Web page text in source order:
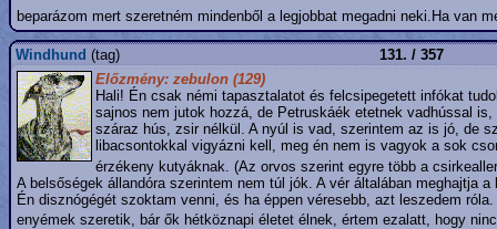
beparázom mert szeretném mindenből a legjobbat megadni neki.Ha van
Windhund (tag)
131. / 357
Előzmény: zebulon (129)
Hali! Én csak némi tapasztalatot és felcsipegetett infókat
sajnos nem jutok hozzá, de Petruskáék etetnek vadhússal
száraz hús, zsir nélkül. A nyúl is vad, szerintem az is jó, de
libacsontokkal vigyázni kell, meg én nem is vagyok a sok
érzékeny kutyáknak. (Az orvos szerint egyre több a
A belsőségek állandóra szerintem nem túl jók. A vér általában meghajtja
Én disznógégét szoktam venni, és ha éppen véresebb, azt leszedem
enyémek szeretik, bár ők hétköznapi életet élnek, értem ezalatt, hogy